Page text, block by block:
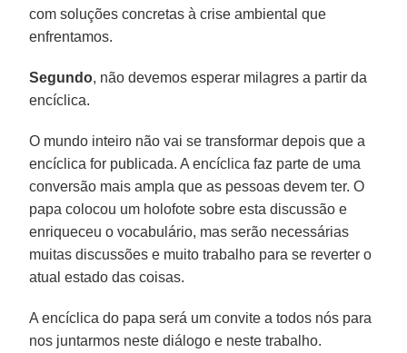
com soluções concretas à crise ambiental que
enfrentamos.
Segundo, não devemos esperar milagres a partir da
encíclica.
O mundo inteiro não vai se transformar depois que a
encíclica for publicada. A encíclica faz parte de uma
conversão mais ampla que as pessoas devem ter. O
papa colocou um holofote sobre esta discussão e
enriqueceu o vocabulário, mas serão necessárias
muitas discussões e muito trabalho para se reverter o
atual estado das coisas.
A encíclica do papa será um convite a todos nós para
nos juntarmos neste diálogo e neste trabalho.